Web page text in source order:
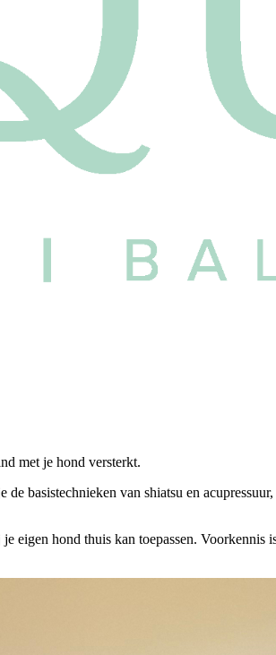
met je hond versterkt.
basistechnieken van shiatsu en
eigen hond thuis kan toepassen. Voorkennis